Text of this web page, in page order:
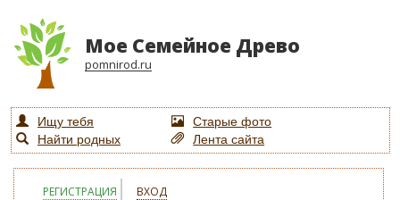
Мое Семейное Древо
pomnirod.ru
Ищу тебя
Старые фото
Найти родных
Лента сайта
РЕГИСТРАЦИЯ ВХОД